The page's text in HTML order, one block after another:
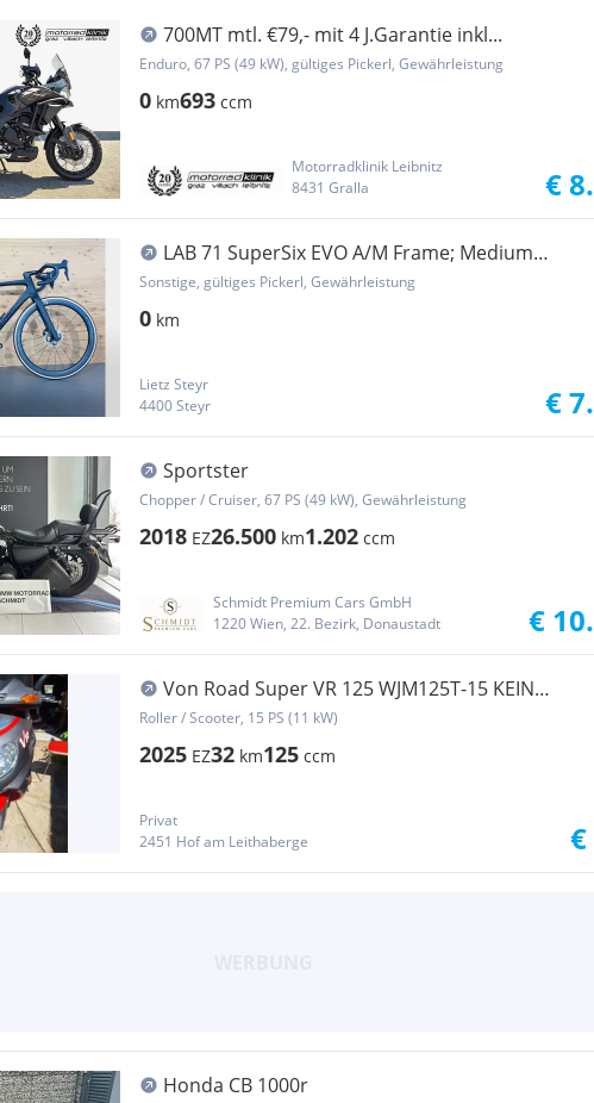
700MT mtl. €79,- mit 4 J.Garantie inkl...
Enduro, 67 PS (49 kW), gültiges Pickerl, Gewährleistung
0 km693 ccm
Motorradklinik Leibnitz
8431 Gralla
€
LAB 71 SuperSix EVO A/M Frame; Medium
54cm; 28""
Sonstige, gültiges Pickerl, Gewährleistung
0 km
Lietz Steyr
4400 Steyr
€
Sportster
Chopper / Cruiser, 67 PS (49 kW), Gewährleistung
2018 EZ26.500 km1.202 ccm
Schmidt Premium Cars GmbH
1220 Wien, 22. Bezirk, Donaustadt
€
Von Road Super VR 125 WJM125T-15 KEIN
TYPENSCHEIN
Roller / Scooter, 15 PS (11 kW)
2025 EZ32 km125 ccm
Privat
2451 Hof am Leithaberge
€
Honda CB 1000r